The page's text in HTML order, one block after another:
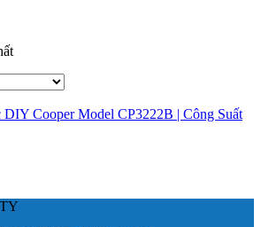
Cooper Model CP3222B | Công Suất